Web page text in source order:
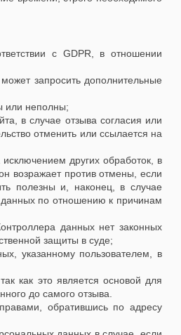
с GDPR, в отношении
запросить дополнительные
или неполны;
в случае отзыва согласия или
отменить или ссылается на
других обработок, в
возражает против отмены, если
полезны и, наконец, в случае
данных по отношению к причинам
данных нет законных
защиты в суде;
указанному пользователем, в
как это является основой для
до самого отзыва.
обратившись по адресу